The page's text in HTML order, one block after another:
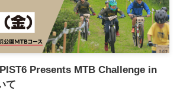
PIST6 Presents MTB Challenge in
て